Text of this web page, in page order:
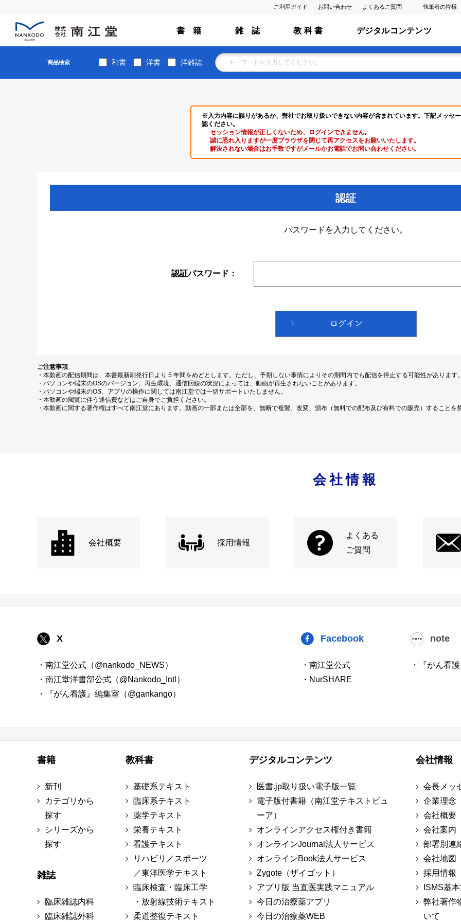
ご利用ガイド お問い合わせ よくあるご質問 執筆者の皆様
書 籍 雑 誌 教 科 書 デジタルコンテンツ
商品検索 和書 洋書 洋雑誌
※入力内容に誤りがあるか、弊社でお取り扱いできない内容が含まれています。下記メッセ
認ください。
セッション情報が正しくないため、ログインできません｡
誠に恐れ入りますが一度ブラウザを閉じて再アクセスをお願いいたします。
解決されない場合はお手数ですがメールかお電話でお問い合わせください。
認証
パスワードを入力してください。
認証パスワード：
ご注意事項
・本動画の配信期間は、本書最新刷発行日より 5 年間をめどとします。ただし、予期しない事情によりその期間内でも配信を停止する可能性があります。
・パソコンや端末のOSのバージョン、再生環境、通信回線の状況によっては、動画が再生されないことがあります。
・パソコンや端末のOS、アプリの操作に関しては南江堂では一切サポートいたしません。
・本動画の閲覧に伴う通信費などはご自身でご負担ください。
・本動画に関する著作権はすべて南江堂にあります。動画の一部または全部を、無断で複製、改変、頒布（無料での配布及び有料での販売）することを
会社情報
会社概要 採用情報
よくある
ご質問
X
・南江堂公式（@nankodo_NEWS）
・南江堂洋書部公式（@Nankodo_Intl）
・『がん看護』編集室（@gankango）
Facebook
・南江堂公式
・NurSHARE
note
・『がん看
書籍
新刊
カテゴリから
探す
シリーズから
探す
雑誌
臨床雑誌内科
臨床雑誌外科
教科書
基礎系テキスト
臨床系テキスト
薬学テキスト
栄養テキスト
看護テキスト
リハビリ／スポーツ
／東洋医学テキスト
臨床検査・臨床工学
・放射線技術テキスト
柔道整復テキスト
デジタルコンテンツ
医書.jp取り扱い電子版一覧
電子版付書籍（南江堂テキストビュ
ーア）
オンラインアクセス権付き書籍
オンラインJournal法人サービス
オンラインBook法人サービス
Zygote（ザイゴット）
アプリ版 当直医実践マニュアル
今日の治療薬アプリ
今日の治療薬WEB
会社情報
会長メッ
企業理念
会社概要
会社案内
部署別連
会社地図
採用情報
ISMS基
弊社著作
いて